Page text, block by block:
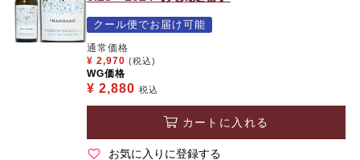
クール便でお届け可能
通常価格
¥ 2,970 (税込)
WG価格
¥ 2,880 税込
カートに入れる
お気に入りに登録する